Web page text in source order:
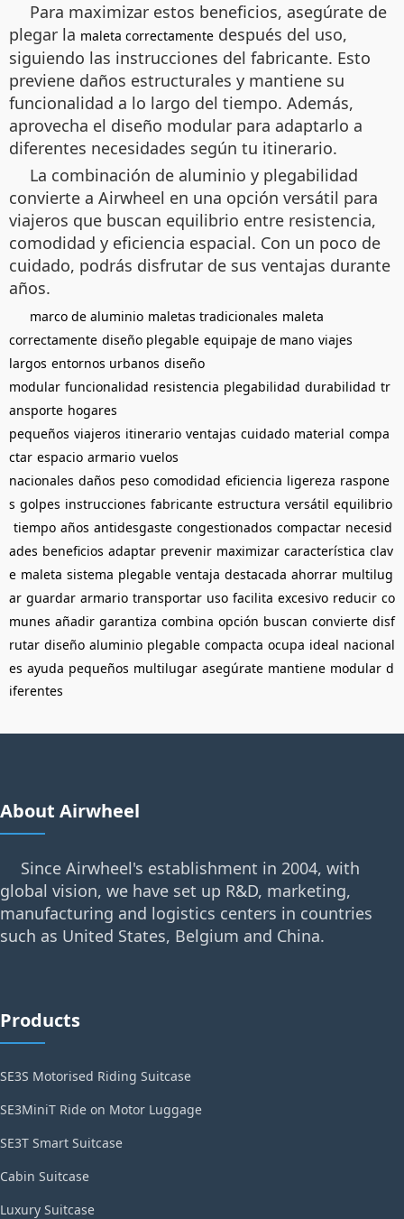
Para maximizar estos beneficios, asegúrate de
plegar la maleta correctamente después del uso,
siguiendo las instrucciones del fabricante. Esto
previene daños estructurales y mantiene su
funcionalidad a lo largo del tiempo. Además,
aprovecha el diseño modular para adaptarlo a
diferentes necesidades según tu itinerario.
La combinación de aluminio y plegabilidad
convierte a Airwheel en una opción versátil para
viajeros que buscan equilibrio entre resistencia,
comodidad y eficiencia espacial. Con un poco de
cuidado, podrás disfrutar de sus ventajas durante
años.
marco de aluminio maletas tradicionales maleta
correctamente diseño plegable equipaje de mano viajes
largos entornos urbanos diseño
modular funcionalidad resistencia plegabilidad durabilidad tr
ansporte hogares
pequeños viajeros itinerario ventajas cuidado material compa
ctar espacio armario vuelos
nacionales daños peso comodidad eficiencia ligereza raspone
s golpes instrucciones fabricante estructura versátil equilibrio
tiempo años antidesgaste congestionados compactar necesid
ades beneficios adaptar prevenir maximizar característica clav
e maleta sistema plegable ventaja destacada ahorrar multilug
ar guardar armario transportar uso facilita excesivo reducir co
munes añadir garantiza combina opción buscan convierte disf
rutar diseño aluminio plegable compacta ocupa ideal nacional
es ayuda pequeños multilugar asegúrate mantiene modular d
iferentes
About Airwheel
Since Airwheel's establishment in 2004, with
global vision, we have set up R&D, marketing,
manufacturing and logistics centers in countries
such as United States, Belgium and China.
Products
SE3S Motorised Riding Suitcase
SE3MiniT Ride on Motor Luggage
SE3T Smart Suitcase
Cabin Suitcase
Luxury Suitcase